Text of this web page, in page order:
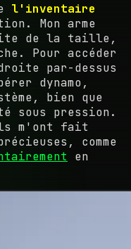
l'inventaire
Mon arme
de la taille,
Pour accéder
par-dessus
dynamo,
bien que
sous pression.
m'ont fait
comme
en